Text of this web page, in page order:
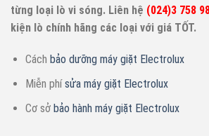
từng loại lò vi sóng. Liên hệ (024)3 758
kiện lò chính hãng các loại với giá TỐT.
Cách bảo dưỡng máy giặt Electrolux
Miễn phísửa máy giặt Electrolux
Cơ sở bảo hành máy giặt Electrolux